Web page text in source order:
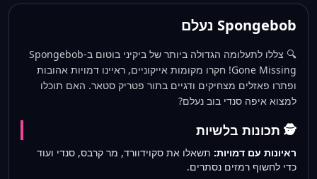
Spongebob נעלם
🔍 צללו לתעלומה הגדולה ביותר של ביקיני בוטום ב-Spongebob
Gone Missing! חקרו מקומות אייקוניים, ראיינו דמויות אהובות
ופתרו פאזלים מצחיקים ודגיים בתור פטריק סטאר. האם תוכלו
למצוא איפה סנדי בוב נעלם?
🕵️ תכונות בלשיות
ראיונות עם דמויות: תשאלו את סקוידוורד, מר קרבס, סנדי ועוד
כדי לחשוף רמזים נסתרים.